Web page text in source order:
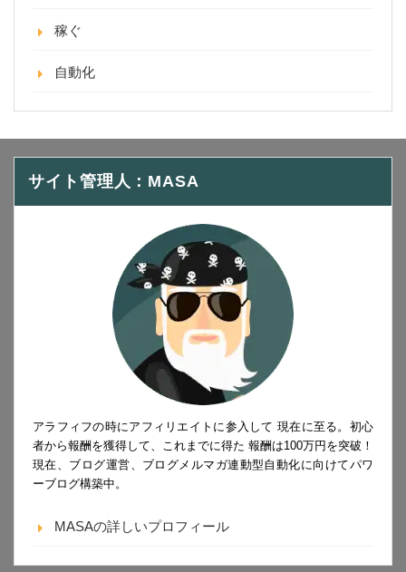
稼ぐ
自動化
サイト管理人：MASA
アラフィフの時にアフィリエイトに参入して 現在に至る。初心
者から報酬を獲得して、これまでに得た 報酬は100万円を突破！
現在、ブログ運営、ブログメルマガ連動型自動化に向けてパワ
ーブログ構築中。
MASAの詳しいプロフィール